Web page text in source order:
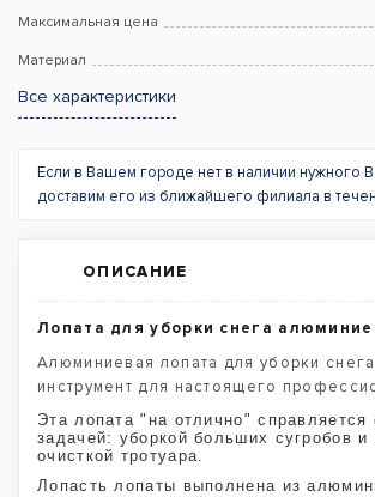
Максимальная цена
Материал
Все характеристики
Если в Вашем городе нет в наличии нужного
доставим его из ближайшего филиала в
ОПИСАНИЕ
Лопата для уборки снега
Алюминиевая лопата для уборки снега
инструмент для настоящего
Эта лопата "на отлично" справляется
задачей: уборкой больших сугробов
очисткой тротуара.
Лопасть лопаты выполнена из